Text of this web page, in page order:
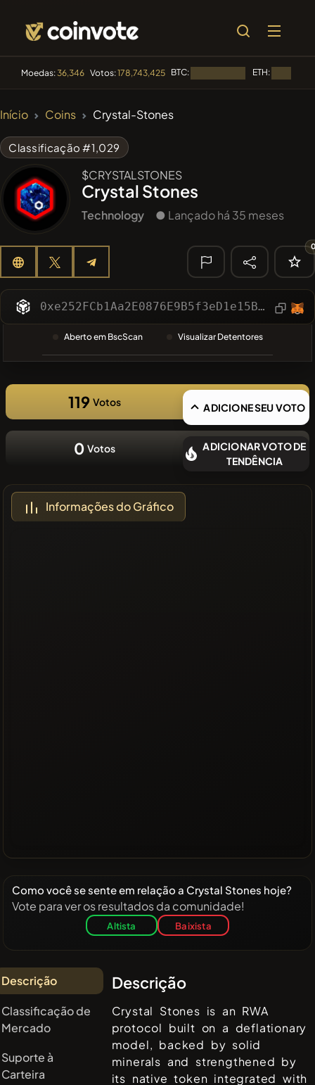
Moedas:36,346 Votos:178,743,425 BTC: ETH:
TENDÊNCIA
MEMBERBERRIES
ATH ATH
#619
🔎
RECENTE
❌Sem
recentes
Início Coins Crystal-Stones
Classificação #1,029
$CRYSTALSTONES
Crystal Stones
Technology ● Lançado há 35 meses
0xe252FCb1Aa2E0876E9B5f3eD1e15B9b4d11A0b00
Aberto em BscScan Visualizar Detentores
119 Votos ADICIONE SEU VOTO
0 Votos
ADICIONAR VOTO DE
TENDÊNCIA
Informações do Gráfico
Como você se sente em relação a Crystal Stones hoje?
Vote para ver os resultados da comunidade!
Altista Baixista
Descrição
Classificação de
Mercado
Suporte à
Carteira
Descrição
Crystal Stones is an RWA
protocol built on a deflationary
model, backed by solid
minerals and strengthened by
its native token integrated with